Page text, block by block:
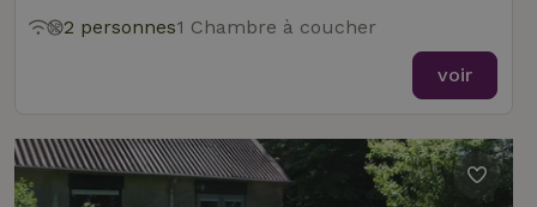
2 personnes1 Chambre à coucher
voir